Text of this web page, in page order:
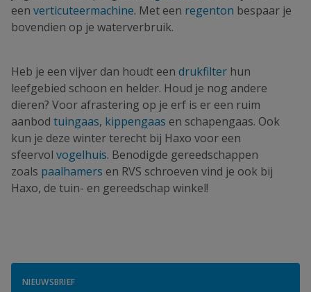
een verticuteermachine. Met een regenton bespaar je
bovendien op je waterverbruik.
Heb je een vijver dan houdt een drukfilter hun
leefgebied schoon en helder. Houd je nog andere
dieren? Voor afrastering op je erf is er een ruim
aanbod tuingaas, kippengaas en schapengaas. Ook
kun je deze winter terecht bij Haxo voor een
sfeervol vogelhuis. Benodigde gereedschappen
zoals paalhamers en RVS schroeven vind je ook bij
Haxo, de tuin- en gereedschap winkel!
NIEUWSBRIEF